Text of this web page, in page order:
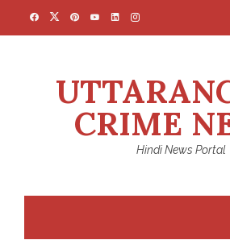
CRIME
Hindi News Portal